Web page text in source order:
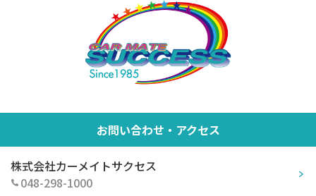
お問い合わせ・アクセス
株式会社カーメイトサクセス
048-298-1000